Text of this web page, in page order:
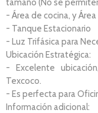
tamaño (No se
- Área de cocina, y
- Tanque Estacionario
- Luz Trifásica para
Ubicación Estratégica:
- Excelente
Texcoco.
- Es perfecta para
Información adicional: